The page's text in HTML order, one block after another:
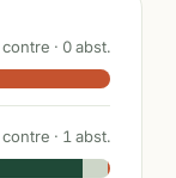
contre · 0abst.
contre · 1 abst.